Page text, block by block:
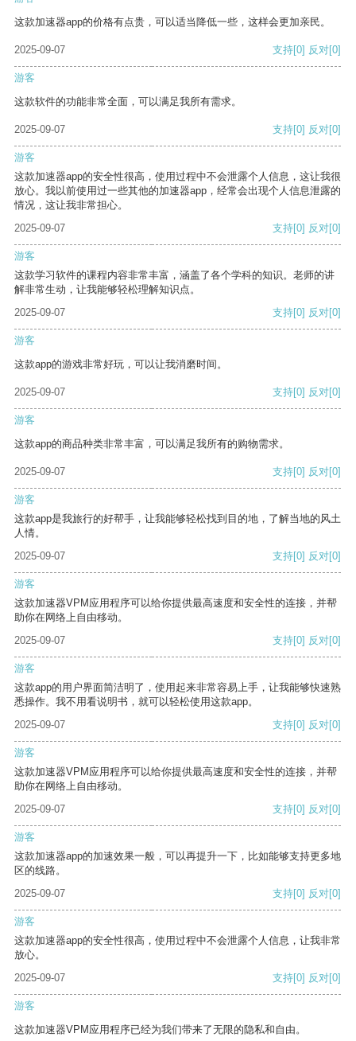
这款加速器app的价格有点贵，可以适当降低一些，这样会更加亲民。
2025-09-07 支持[0] 反对[0]
游客
这款软件的功能非常全面，可以满足我所有需求。
2025-09-07 支持[0] 反对[0]
游客
这款加速器app的安全性很高，使用过程中不会泄露个人信息，这让我很
放心。我以前使用过一些其他的加速器app，经常会出现个人信息泄露的
情况，这让我非常担心。
2025-09-07
支持[0] 反对[0]
游客
这款学习软件的课程内容非常丰富，涵盖了各个学科的知识。老师的讲
解非常生动，让我能够轻松理解知识点。
2025-09-07
支持[0] 反对[0]
游客
这款app的游戏非常好玩，可以让我消磨时间。
2025-09-07 支持[0] 反对[0]
游客
这款app的商品种类非常丰富，可以满足我所有的购物需求。
2025-09-07 支持[0] 反对[0]
游客
这款app是我旅行的好帮手，让我能够轻松找到目的地，了解当地的风土
人情。
2025-09-07
支持[0] 反对[0]
游客
这款加速器VPM应用程序可以给你提供最高速度和安全性的连接，并帮
助你在网络上自由移动。
2025-09-07
支持[0] 反对[0]
游客
这款app的用户界面简洁明了，使用起来非常容易上手，让我能够快速熟
悉操作。我不用看说明书，就可以轻松使用这款app。
2025-09-07
支持[0] 反对[0]
游客
这款加速器VPM应用程序可以给你提供最高速度和安全性的连接，并帮
助你在网络上自由移动。
2025-09-07
支持[0] 反对[0]
游客
这款加速器app的加速效果一般，可以再提升一下，比如能够支持更多地
区的线路。
2025-09-07
支持[0] 反对[0]
游客
这款加速器app的安全性很高，使用过程中不会泄露个人信息，让我非常
放心。
2025-09-07
支持[0] 反对[0]
游客
这款加速器VPM应用程序已经为我们带来了无限的隐私和自由。